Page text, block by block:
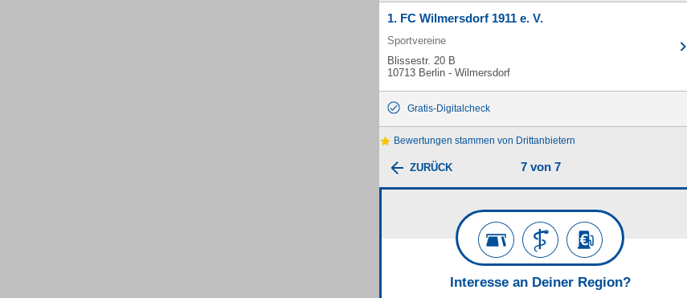
1. FC Wilmersdorf 1911 e. V.
Sportvereine
Blissestr. 20 B
10713 Berlin - Wilmersdorf
Gratis-Digitalcheck
Bewertungen stammen von Drittanbietern
ZURÜCK 7 von 7
Interesse an Deiner Region?